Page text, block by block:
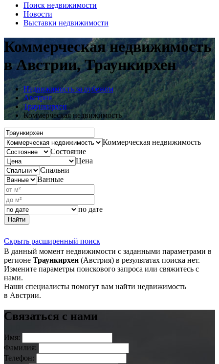
Поиск недвижимости
Новости
Выставки недвижимости
Коммерческая недвижимость
в Австрии, Траункирхен
Недвижимость за рубежом
Австрия
Траункирхен
Коммерческая недвижимость
Коммерческая недвижимость
Состояние
Цена
Спальни
Ванные
по дате
Найти
Скрыть расширенный поиск
В данный момент недвижимости с заданными параметрами в
регионе Траункирхен (Австрия) в результатах поиска нет.
Измените параметры поискового запроса или свяжитесь с
нами.
Наши специалисты помогут вам найти недвижимость
в Австрии.
Связаться с нами
Имя:
Фамилия:
Телефон: